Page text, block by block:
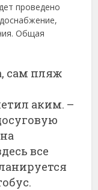
проведено
Общая
сам пляж
аким. –
все